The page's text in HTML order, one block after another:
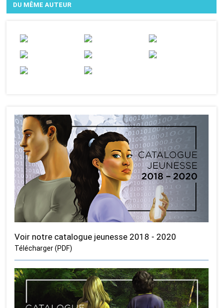
DU MÊME AUTEUR
Voir notre catalogue jeunesse 2018 - 2020
Télécharger (PDF)